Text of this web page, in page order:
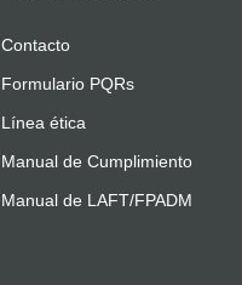
Contacto
Formulario PQRs
Línea ética
Manual de Cumplimiento
Manual de LAFT/FPADM